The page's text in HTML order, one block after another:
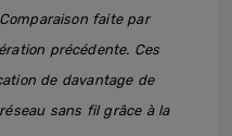
faite par
précédente. Ces
de davantage de
sans fil grâce à la